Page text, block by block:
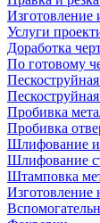
Изготовление
Услуги
Доработка
По готовому
Пробивка
Пробивка
Шлифование и
Шлифование
Штамповка
Изготовление